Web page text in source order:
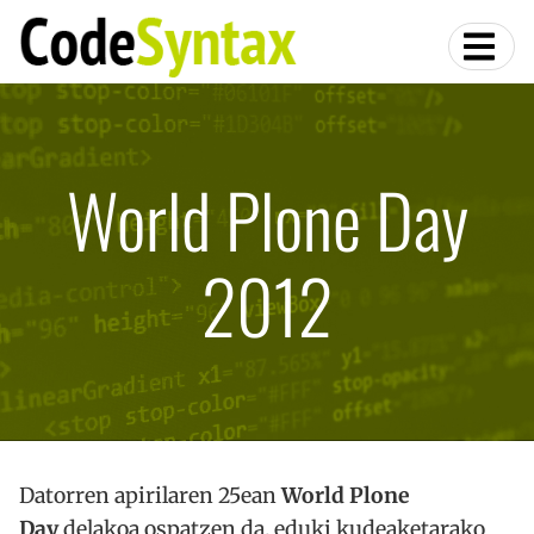
World Plone Day
2012
Datorren apirilaren 25eanWorld Plone